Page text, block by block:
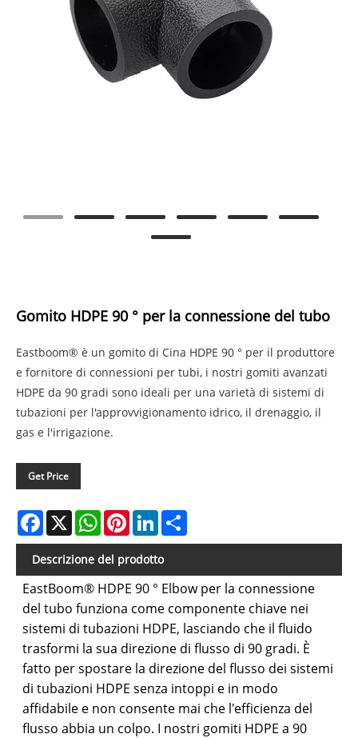
Gomito HDPE 90 ° per la connessione del tubo
Eastboom® è un gomito di Cina HDPE 90 ° per il produttore
e fornitore di connessioni per tubi, i nostri gomiti avanzati
HDPE da 90 gradi sono ideali per una varietà di sistemi di
tubazioni per l'approvvigionamento idrico, il drenaggio, il
gas e l'irrigazione.
Get Price
Facebook
X WhatsAppPinterestLinkedIn
Descrizione del prodotto
EastBoom® HDPE 90 ° Elbow per la connessione
del tubo funziona come componente chiave nei
sistemi di tubazioni HDPE, lasciando che il fluido
trasformi la sua direzione di flusso di 90 gradi. È
fatto per spostare la direzione del flusso dei sistemi
di tubazioni HDPE senza intoppi e in modo
affidabile e non consente mai che l'efficienza del
flusso abbia un colpo. I nostri gomiti HDPE a 90